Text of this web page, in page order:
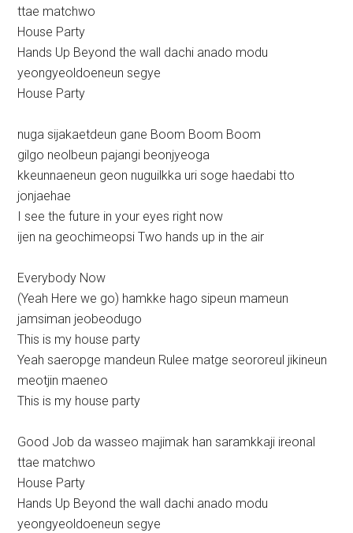
ttae matchwo
House Party
Hands Up Beyond the wall dachi anado modu
yeongyeoldoeneun segye
House Party
nuga sijakaetdeun gane Boom Boom Boom
gilgo neolbeun pajangi beonjyeoga
kkeunnaeneun geon nuguilkka uri soge haedabi tto
jonjaehae
I see the future in your eyes right now
ijen na geochimeopsi Two hands up in the air
Everybody Now
(Yeah Here we go) hamkke hago sipeun mameun
jamsiman jeobeodugo
This is my house party
Yeah saeropge mandeun Rulee matge seororeul jikineun
meotjin maeneo
This is my house party
Good Job da wasseo majimak han saramkkaji ireonal
ttae matchwo
House Party
Hands Up Beyond the wall dachi anado modu
yeongyeoldoeneun segye